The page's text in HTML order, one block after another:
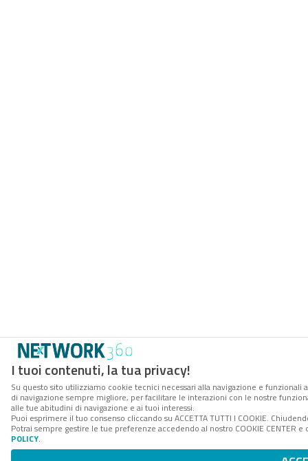
I tuoi contenuti, la tua privacy!
Su questo sito utilizziamo cookie tecnici necessari alla navigazione e
di navigazione sempre migliore, per facilitare le interazioni con le nostre
alle tue abitudini di navigazione e ai tuoi interessi.
Puoi esprimere il tuo consenso cliccando su ACCETTA TUTTI I COOKIE.
Potrai sempre gestire le tue preferenze accedendo al nostro COOKIE
POLICY.